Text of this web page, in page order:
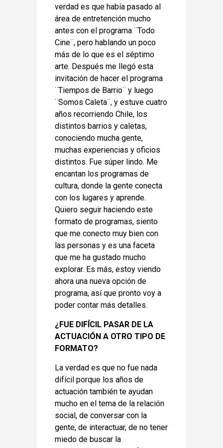
verdad es que había pasado al
área de entretención mucho
antes con el programa ¨Todo
Cine¨, pero hablando un poco
más de lo que es el séptimo
arte. Después me llegó esta
invitación de hacer el programa
¨Tiempos de Barrio¨ y luego
¨Somos Caleta¨, y estuve cuatro
años recorriendo Chile, los
distintos barrios y caletas,
conociendo mucha gente,
muchas experiencias y oficios
distintos. Fue súper lindo. Me
encantan los programas de
cultura, donde la gente conecta
con los lugares y aprende.
Quiero seguir haciendo este
formato de programas, siento
que me conecto muy bien con
las personas y es una faceta
que me ha gustado mucho
explorar. Es más, estoy viendo
ahora una nueva opción de
programa, así que pronto voy a
poder contar más detalles.
¿FUE DIFÍCIL PASAR DE LA
ACTUACIÓN A OTRO TIPO DE
FORMATO?
La verdad es que no fue nada
difícil porque los años de
actuación también te ayudan
mucho en el tema de la relación
social, de conversar con la
gente, de interactuar, de no tener
miedo de buscar la